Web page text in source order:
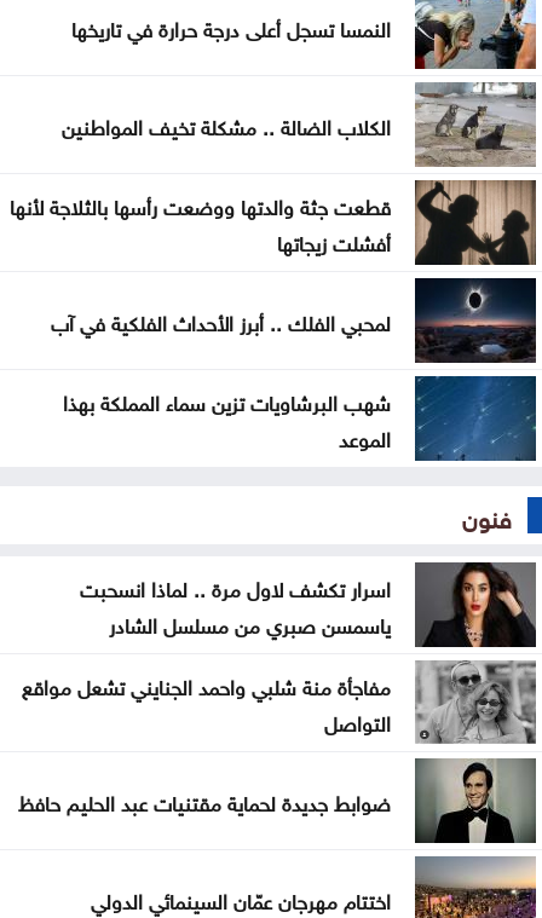
بعد موسم التخريج .. هل أصبحت الشهادة الجامعية
كافية؟
النمسا تسجل أعلى درجة حرارة في تاريخها
الكلاب الضالة .. مشكلة تخيف المواطنين
قطعت جثة والدتها ووضعت رأسها بالثلاجة لأنها
أفشلت زيجاتها
لمحبي الفلك .. أبرز الأحداث الفلكية في آب
شهب البرشاويات تزين سماء المملكة بهذا
الموعد
فنون
اسرار تكشف لاول مرة .. لماذا انسحبت
ياسمسن صبري من مسلسل الشادر
مفاجأة منة شلبي واحمد الجنايني تشعل مواقع
التواصل
ضوابط جديدة لحماية مقتنيات عبد الحليم حافظ
اختتام مهرجان عمّان السينمائي الدولي